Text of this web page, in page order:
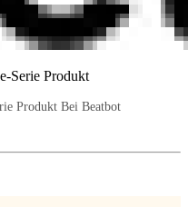
Serie Produkt
Produkt Bei Beatbot